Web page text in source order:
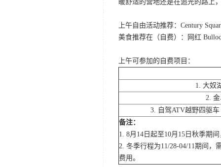
暖舒适的营地还是在追光的路上
上午自由活动推荐：Century
美食推荐在（自费）：网红
上午可参加的自费项目：
1. 大奴
2.
3. 自驾ATV越野四驱
备注：
1. 8月14日起至10月15日秋季期
2. 冬季行程为11/28-04/11期间
费用。